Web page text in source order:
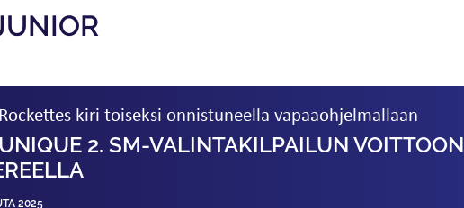
kiri toiseksi onnistuneella vapaa­ohjelmallaan
2. SM-VALINTAKILPAILUN VOITTOON
2025